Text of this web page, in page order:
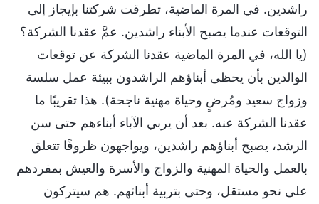
راشدين. في المرة الماضية، تطرقت شركتنا بإيجاز إلى
التوقعات عندما يصبح الأبناء راشدين. عمَّ عقدنا الشركة؟
(يا الله، في المرة الماضية عقدنا الشركة عن توقعات
الوالدين بأن يحظى أبناؤهم الراشدون ببيئة عمل سلسة
وزواج سعيد ومُرضٍ وحياة مهنية ناجحة). هذا تقريبًا ما
عقدنا الشركة عنه. بعد أن يربي الآباء أبناءهم حتى سن
الرشد، يصبح أبناؤهم راشدين، ويواجهون ظروفًا تتعلق
بالعمل والحياة المهنية والزواج والأسرة والعيش بمفردهم
على نحو مستقل، وحتى بتربية أبنائهم. هم سيتركون